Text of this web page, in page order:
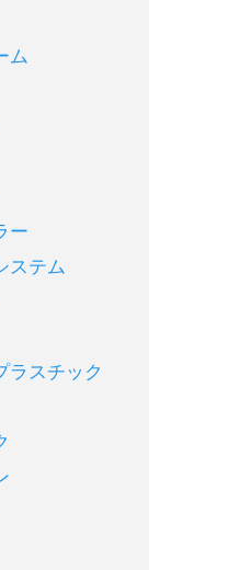
ム
ー
ステム
ラスチック